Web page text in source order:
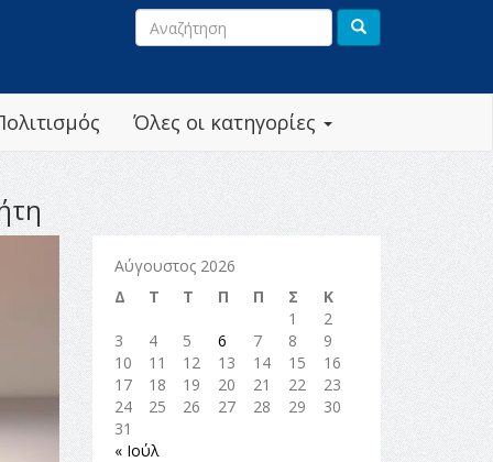
Όλες οι κατηγορίες
Αύγουστος 2026
Δ
Τ Τ Π Π Σ
Κ
1
2
3
4 5 6 7 8
9
10
11 12 13 14 15
16
17
18 19 20 21 22
23
24
25 26 27 28 29
30
31
« Ιούλ